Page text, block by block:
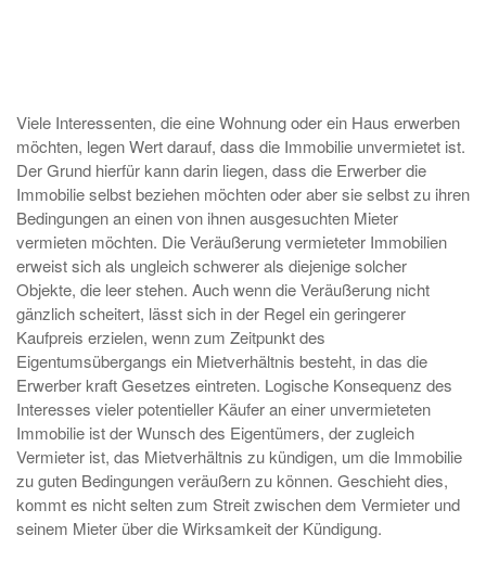
Viele Interessenten, die eine Wohnung oder ein Haus erwerben
möchten, legen Wert darauf, dass die Immobilie unvermietet ist.
Der Grund hierfür kann darin liegen, dass die Erwerber die
Immobilie selbst beziehen möchten oder aber sie selbst zu ihren
Bedingungen an einen von ihnen ausgesuchten Mieter
vermieten möchten. Die Veräußerung vermieteter Immobilien
erweist sich als ungleich schwerer als diejenige solcher
Objekte, die leer stehen. Auch wenn die Veräußerung nicht
gänzlich scheitert, lässt sich in der Regel ein geringerer
Kaufpreis erzielen, wenn zum Zeitpunkt des
Eigentumsübergangs ein Mietverhältnis besteht, in das die
Erwerber kraft Gesetzes eintreten. Logische Konsequenz des
Interesses vieler potentieller Käufer an einer unvermieteten
Immobilie ist der Wunsch des Eigentümers, der zugleich
Vermieter ist, das Mietverhältnis zu kündigen, um die Immobilie
zu guten Bedingungen veräußern zu können. Geschieht dies,
kommt es nicht selten zum Streit zwischen dem Vermieter und
seinem Mieter über die Wirksamkeit der Kündigung.